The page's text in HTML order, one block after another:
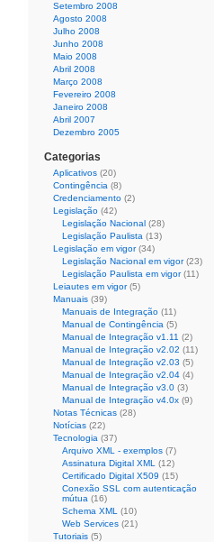
Setembro 2008
Agosto 2008
Julho 2008
Junho 2008
Maio 2008
Abril 2008
Março 2008
Fevereiro 2008
Janeiro 2008
Abril 2007
Dezembro 2005
Categorias
Aplicativos (20)
Contingência (8)
Credenciamento (2)
Legislação (42)
Legislação Nacional (28)
Legislação Paulista (13)
Legislação em vigor(34)
Legislação Nacional em vigor(23)
Legislação Paulista em vigor(11)
Leiautes em vigor(5)
Manuais (39)
Manuais de Integração (11)
Manual de Contingência (5)
Manual de Integração v1.11 (2)
Manual de Integração v2.02 (11)
Manual de Integração v2.03 (5)
Manual de Integração v2.04 (4)
Manual de Integração v3.0 (3)
Manual de Integração v4.0x (9)
Notas Técnicas (28)
Notícias (22)
Tecnologia (37)
Arquivo XML - exemplos (7)
Assinatura Digital XML
(12)
Certificado Digital X509 (15)
Conexão SSL com autenticação
mútua (16)
Schema XML
(10)
Web Services (21)
Tutoriais (5)